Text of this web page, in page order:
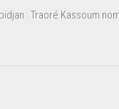
: Traoré Kassoum